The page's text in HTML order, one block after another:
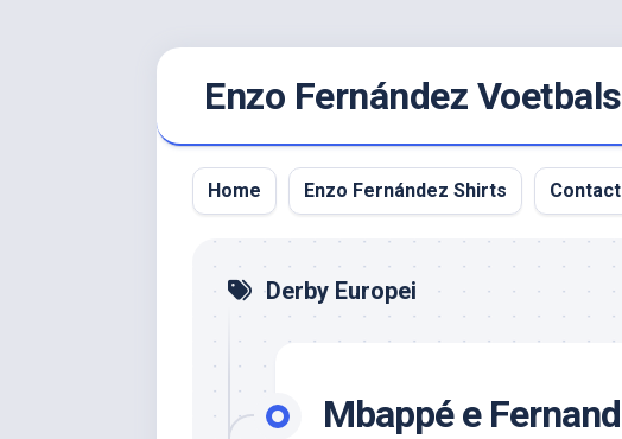
Enzo Fernández
Home Enzo Fernández Shirts Contact
Derby Europei
Mbappé e